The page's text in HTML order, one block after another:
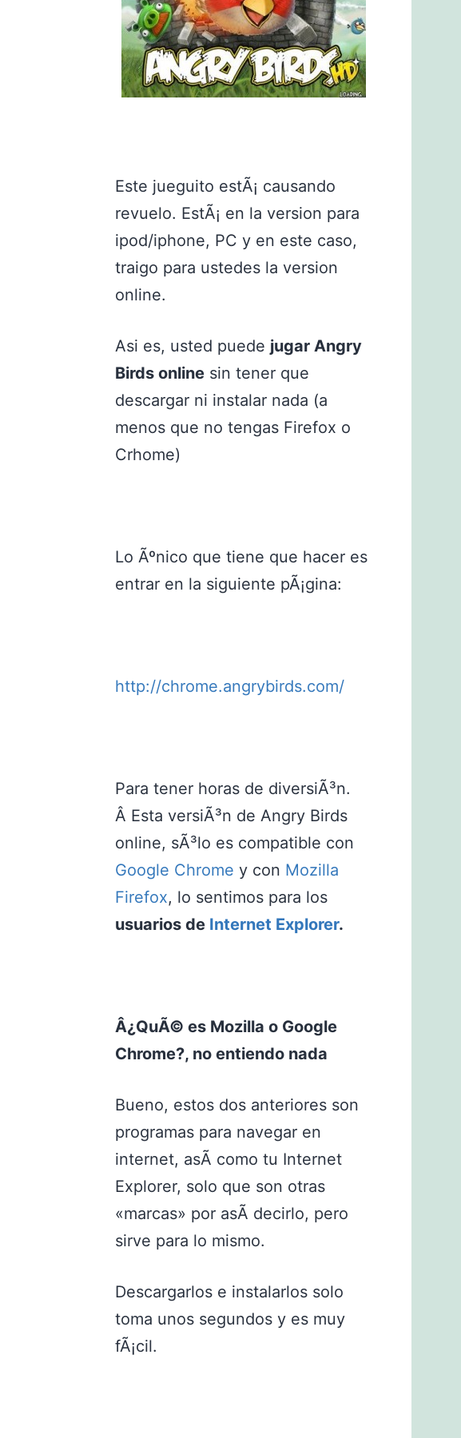
Este jueguito estÃ¡ causando
revuelo. EstÃ¡ en la version para
ipod/iphone, PC y en este caso,
traigo para ustedes la version
online.
Asi es, usted puede jugar Angry
Birds online sin tener que
descargar ni instalar nada (a
menos que no tengas Firefox o
Crhome)
Lo Ãºnico que tiene que hacer es
entrar en la siguiente pÃ¡gina:
http://chrome.angrybirds.com/
Para tener horas de diversiÃ³n.
Â Esta versiÃ³n de Angry Birds
online, sÃ³lo es compatible con
Google Chrome y con Mozilla
Firefox, lo sentimos para los
usuarios de Internet Explorer.
Â¿QuÃ© es Mozilla o Google
Chrome?, no entiendo nada
Bueno, estos dos anteriores son
programas para navegar en
internet, asÃ­ como tu Internet
Explorer, solo que son otras
«marcas» por asÃ­ decirlo, pero
sirve para lo mismo.
Descargarlos e instalarlos solo
toma unos segundos y es muy
fÃ¡cil.